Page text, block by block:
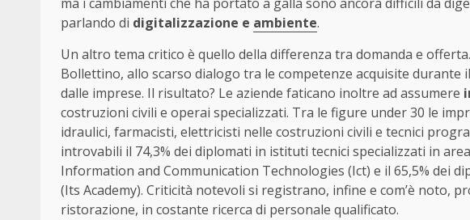
parlando di digitalizzazione e ambiente.
Un altro tema critico è quello della differenza tra domanda e
Bollettino, allo scarso dialogo tra le competenze acquisite
dalle imprese. Il risultato? Le aziende faticano inoltre ad assumere
costruzioni civili e operai specializzati. Tra le figure under 30 le
idraulici, farmacisti, elettricisti nelle costruzioni civili e tecnici
introvabili il 74,3% dei diplomati in istituti tecnici specializzati in area
Information and Communication Technologies (Ict) e il 65,5% dei
(Its Academy). Criticità notevoli si registrano, infine e com’è noto,
ristorazione, in costante ricerca di personale qualificato.